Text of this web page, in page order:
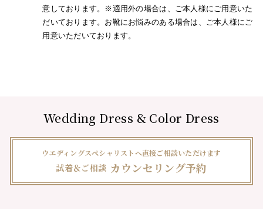
意しております。※適用外の場合は、ご本人様にご用意いた
だいております。お靴にお悩みのある場合は、ご本人様にご
用意いただいております。
Wedding Dress & Color Dress
ウエディングスペシャリストへ直接ご相談いただけます
試着＆ご相談 カウンセリング予約